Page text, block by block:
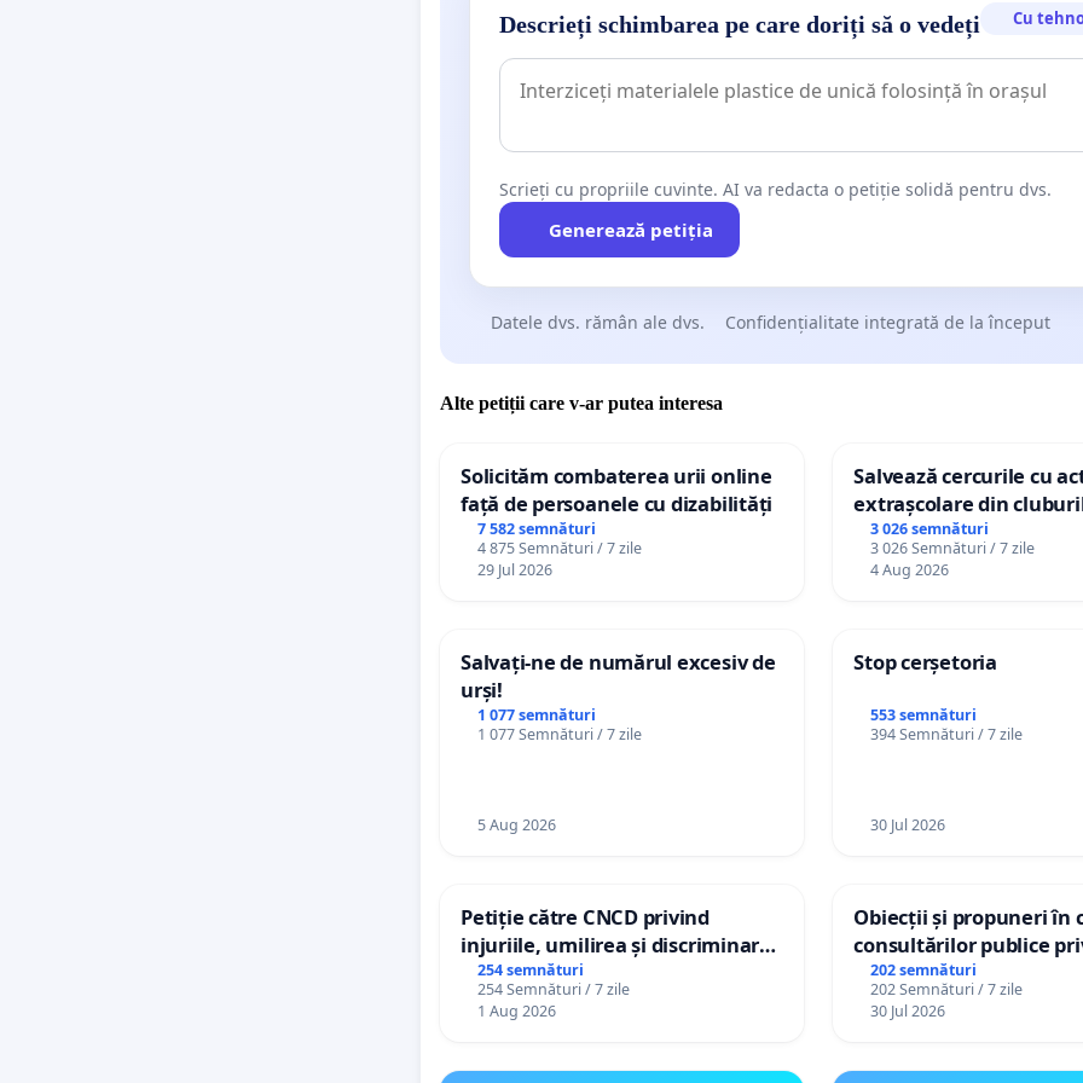
Descrieți schimbarea pe care doriți să o vedeți Cu
Scrieți cu propriile cuvinte. AI va redacta o petiție solidă pentru dvs.
Generează petiția
Datele dvs. rămân ale dvs. Confidențialitate integrată de la început
Alte petiții care v-ar putea interesa
Solicităm combaterea urii online
față de persoanele cu dizabilități
7 582 semnături
4 875 Semnături / 7 zile
29 Jul 2026
Salvează cercurile cu
extrașcolare din
palatele copiilor
3 026 semnături
3 026 Semnături / 7 zile
4 Aug 2026
Salvați-ne de numărul excesiv de
urși!
1 077 semnături
1 077 Semnături / 7 zile
5 Aug 2026
Stop cerșetoria
553 semnături
394 Semnături / 7 zile
30 Jul 2026
Petiție către CNCD privind
injuriile, umilirea și discriminarea
persoanelor cu dizabilități de
către utilizatorul TikTok „Gorici”
254 semnături
254 Semnături / 7 zile
1 Aug 2026
Obiecții și propuneri în
consultărilor publice
Plan Urbanistic General
Ialoveni
202 semnături
202 Semnături / 7 zile
30 Jul 2026